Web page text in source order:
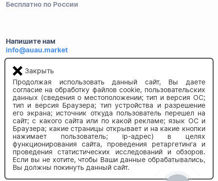
Бесплатно по России
Напишите нам
info@auau.market
236027, г.Калининград
ул.Калязинская 6, оф. 2
© 2020-2026 auau.market
Закрыть
Продолжая использовать данный сайт, Вы даете
согласие на обработку файлов cookie, пользовательских
данных (сведения о местоположении; тип и версия ОС;
тип и версия Браузера; тип устройства и разрешение
его экрана; источник откуда пользователь перешел на
сайт; с какого сайта или по какой рекламе; язык ОС и
Браузера; какие страницы открывает и на какие кнопки
нажимает пользователь; ip-адрес) в целях
функционирования сайта, проведения ретаргетинга и
проведения статистических исследований и обзоров.
Если вы не хотите, чтобы Ваши данные обрабатывались,
Вы должны покинуть данный сайт.